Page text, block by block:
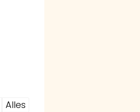
Alles